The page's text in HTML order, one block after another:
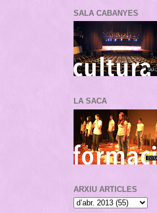
SALA CABANYES
LA SACA
ARXIU ARTICLES